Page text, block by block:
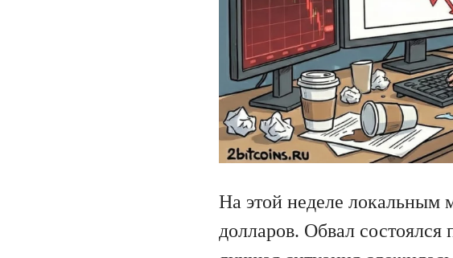
На этой неделе локальным
долларов. Обвал